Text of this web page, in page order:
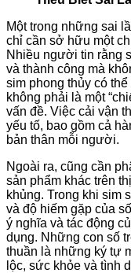
Một trong những sai
chỉ cần sở hữu một
Nhiều người tin rằng
và thành công mà
sim phong thủy có
không phải là một
vấn đề. Việc cải vận
yếu tố, bao gồm cả
bản thân mỗi người.
Ngoài ra, cũng cần
sản phẩm khác trên
khủng. Trong khi sim
và độ hiếm gặp của
ý nghĩa và tác động
dụng. Những con số
thuần là những ký tự
lộc, sức khỏe và tình